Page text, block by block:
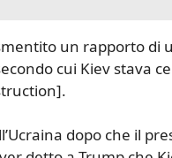
un rapporto di
cui Kiev stava
dopo che il